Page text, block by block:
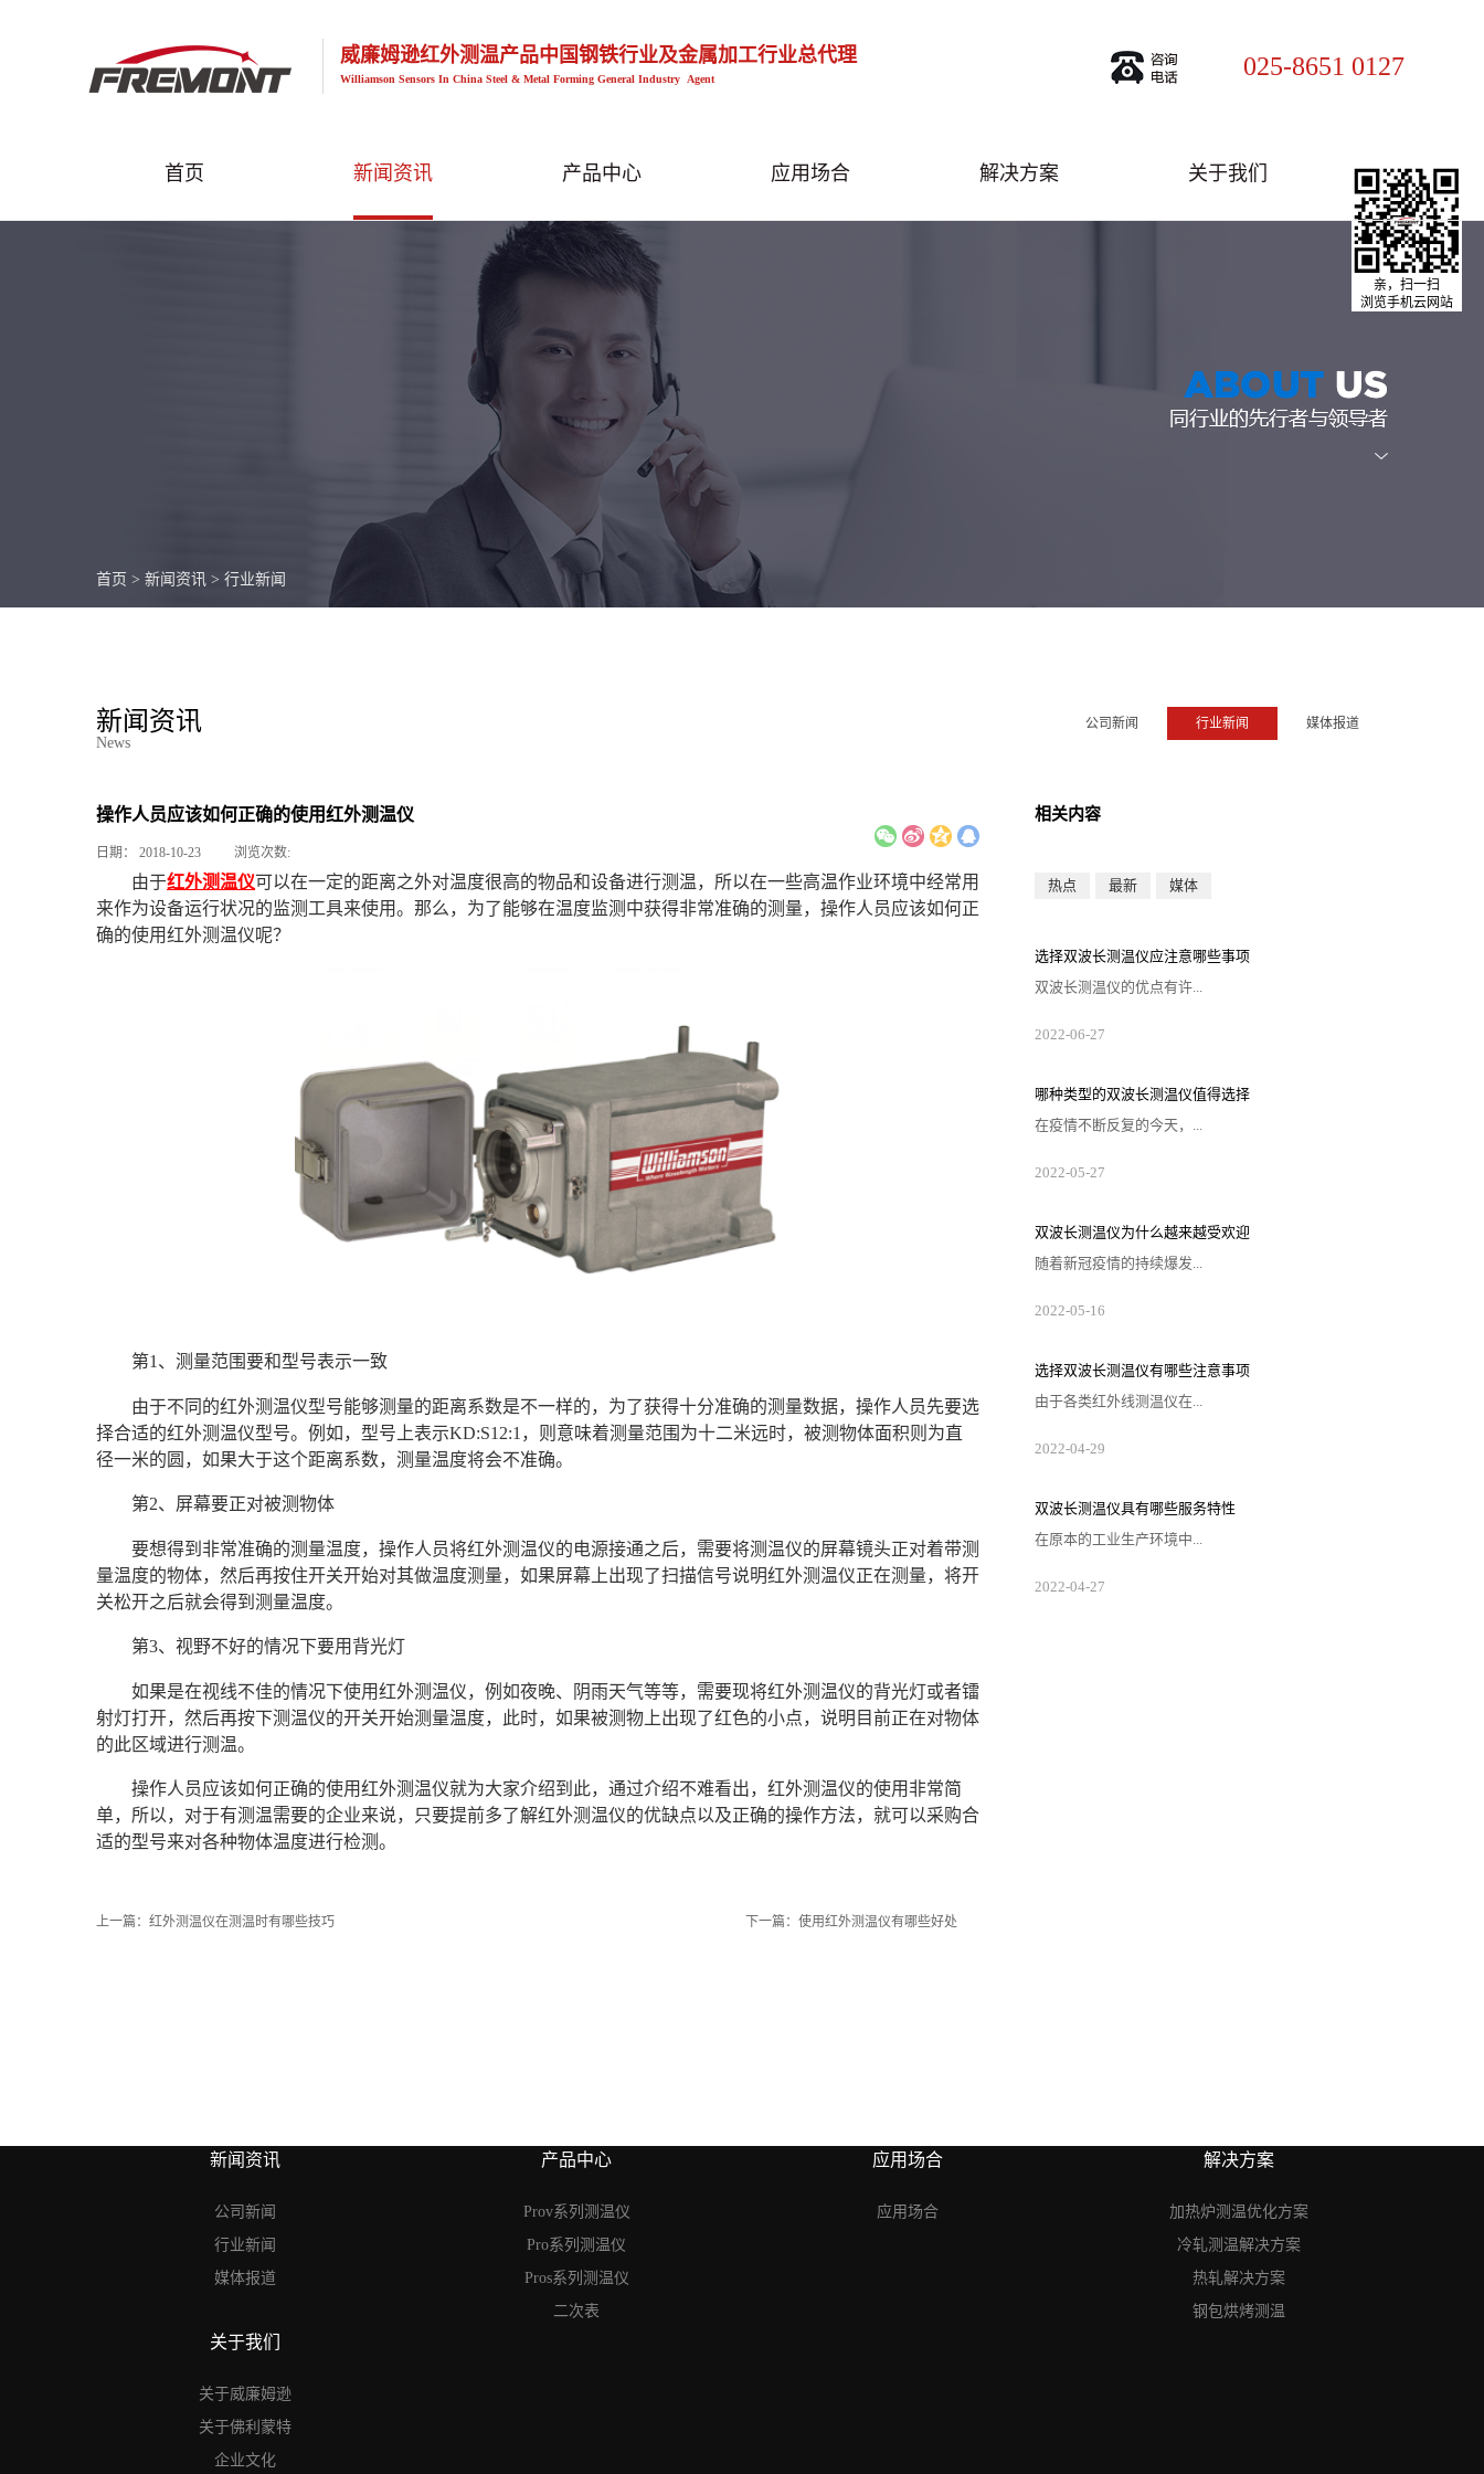
威廉姆逊红外测温产品中国钢铁行业及金属加工行业总代理
Williamson Sensors In China Steel & Metal Forming General Industry Agent 025-8651 0127
首页 新闻资讯 产品中心 应用场合 解决方案 关于我们
首页 > 新闻资讯 > 行业新闻
新闻资讯
News
公司新闻 行业新闻 媒体报道
操作人员应该如何正确的使用红外测温仪
日期： 2018-10-23 浏览次数:
由于红外测温仪可以在一定的距离之外对温度很高的物品和设备进行测温，所以在一些高温作业环境中经常用
来作为设备运行状况的监测工具来使用。那么，为了能够在温度监测中获得非常准确的测量，操作人员应该如何正
确的使用红外测温仪呢？
第1、测量范围要和型号表示一致
由于不同的红外测温仪型号能够测量的距离系数是不一样的，为了获得十分准确的测量数据，操作人员先要选
择合适的红外测温仪型号。例如，型号上表示KD:S12:1，则意味着测量范围为十二米远时，被测物体面积则为直
径一米的圆，如果大于这个距离系数，测量温度将会不准确。
第2、屏幕要正对被测物体
要想得到非常准确的测量温度，操作人员将红外测温仪的电源接通之后，需要将测温仪的屏幕镜头正对着带测
量温度的物体，然后再按住开关开始对其做温度测量，如果屏幕上出现了扫描信号说明红外测温仪正在测量，将开
关松开之后就会得到测量温度。
第3、视野不好的情况下要用背光灯
如果是在视线不佳的情况下使用红外测温仪，例如夜晚、阴雨天气等等，需要现将红外测温仪的背光灯或者镭
射灯打开，然后再按下测温仪的开关开始测量温度，此时，如果被测物上出现了红色的小点，说明目前正在对物体
的此区域进行测温。
操作人员应该如何正确的使用红外测温仪就为大家介绍到此，通过介绍不难看出，红外测温仪的使用非常简
单，所以，对于有测温需要的企业来说，只要提前多了解红外测温仪的优缺点以及正确的操作方法，就可以采购合
适的型号来对各种物体温度进行检测。
上一篇： 红外测温仪在测温时有哪些技巧 下一篇： 使用红外测温仪有哪些好处
相关内容
热点 最新 媒体
选择双波长测温仪应注意哪些事项
双波长测温仪的优点有许...
多，不仅仅可以测量视野内较高的温度点，也可以对一
些人们无法手动去测量温度的物品或者场景来进行测
项，那么在选择产品应该注意哪些问题，下面为大家解
析原因。1. 注意操作是否方便在选购双波长测温仪的时
候需要考虑一下产品操作的方便性，如果在一些需要快
速测量温度的场景中使用的时候过于复杂，那样...
2022-06-27
哪种类型的双波长测温仪值得选择
在疫情不断反复的今天，...
单一类型的测温手段不被市场所认可，甚至存在一些难
以快速解决的问题，故双波长测温仪便派上了用场，这
的测温仪值得被意向客户选择，结合下述内容便可大致
推断出较佳的备选对象。1、测试效果较准确的测温仪双
波长测温仪能否确保较准确的测试结果，这是客户判断
这类装置会查看的衡量标准，虽然数据不可能...
2022-05-27
双波长测温仪为什么越来越受欢迎
随着新冠疫情的持续爆发...
，不少商城、电影院、餐厅等公共场所都开始进行体温
测量。因此，对于测温仪的需求也在不断增加。双波长
干扰性强传统的单波长红外测温仪，在特定波长范围内
测量红外能量振幅。其传感器测量的是被测范围内的平
均温度，且受发射率变化、沾污的镜头和光学干扰的影
响，如果来自背景干扰热源的红外能量足够大，...
2022-05-16
选择双波长测温仪有哪些注意事项
由于各类红外线测温仪在...
波段范围的应用效果有着质的差异，需要企业在明确自
身的测温范围及高低情况来对仪器进行挑选。由此所出
好的测温仪器帮助矫正日常采集的数据。1.注意应用场
合双波长测温仪自身的组件情况相较于其他单色和单波
段的仪器更为复杂，从而需要企业对自身生存场景的空
间大小以及需求等级来对仪器进行配置。在确...
2022-04-29
双波长测温仪具有哪些服务特性
在原本的工业生产环境中...
随着光电二极管的应用要求在不断提高，使得一些有让
二极管组件产生损伤的设备被得到更新来提升产线运转
2022-04-27
新闻资讯
公司新闻
行业新闻
媒体报道
产品中心
Prov系列测温仪
Pro系列测温仪
Pros系列测温仪
二次表
应用场合
应用场合
解决方案
加热炉测温优化方案
冷轧测温解决方案
热轧解决方案
钢包烘烤测温
关于我们
关于威廉姆逊
关于佛利蒙特
企业文化
亲，扫一扫
浏览手机云网站